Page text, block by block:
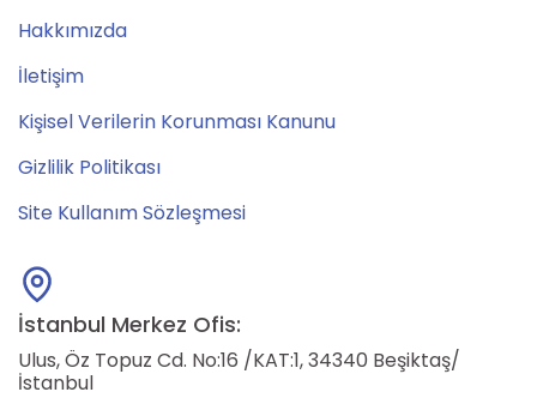
Hakkımızda
İletişim
Kişisel Verilerin Korunması Kanunu
Gizlilik Politikası
Site Kullanım Sözleşmesi
İstanbul Merkez Ofis:
Ulus, Öz Topuz Cd. No:16 /KAT:1, 34340 Beşiktaş/
İstanbul